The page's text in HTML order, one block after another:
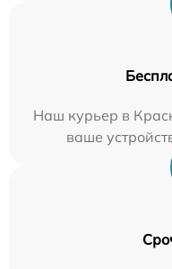
Наш курьер в
ваше